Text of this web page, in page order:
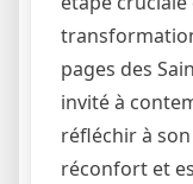
pages des
invité à
réfléchir à
réconfort et